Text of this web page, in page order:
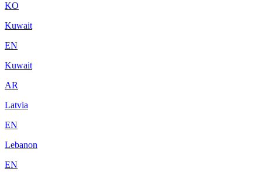
KO
Kuwait
EN
Kuwait
AR
Latvia
EN
Lebanon
EN